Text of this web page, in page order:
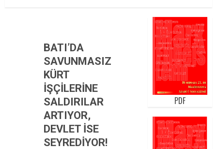
BATI’DA
SAVUNMASIZ
KÜRT
İŞÇİLERİNE
SALDIRILAR
ARTIYOR,
DEVLET İSE
SEYREDİYOR!
PDF